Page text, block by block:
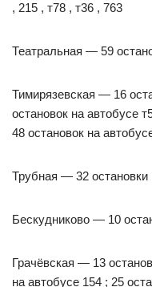
, 215 , т78 , т36 , 763
Театральная — 59
Тимирязевская — 16
остановок на автобусе
48 остановок на
Трубная — 32 остановки
Бескудниково — 10
Грачёвская — 13
на автобусе 154 ; 25